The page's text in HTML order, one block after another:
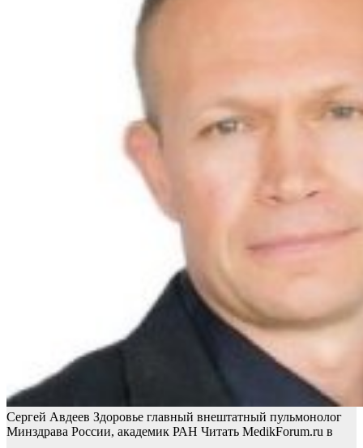
Сергей Авдеев Здоровье главный внештатный пульмонолог
Минздрава России, академик РАН Читать MedikForum.ru в